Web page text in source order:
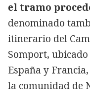
el tramo
denominado
itinerario del
Somport,
España y
la comunidad de